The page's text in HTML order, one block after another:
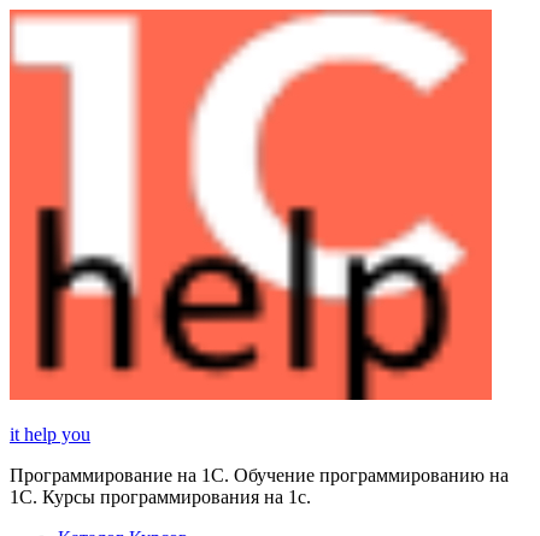
Перейти
содержимому
it help you
Программирование на 1С. Обучение программированию на
1С. Курсы программирования на 1с.